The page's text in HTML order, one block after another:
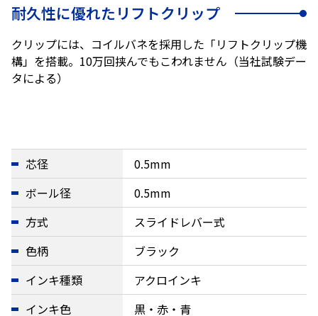
耐久性に優れたリフトクリップ
クリップには、コイルバネを採用した「リフトクリップ機
構」を搭載。10万回挟んでもこわれません（当社試験デー
タによる）
芯径
0.5mm
ボール径
0.5mm
方式
スライドレバー式
色柄
ブラック
インキ種類
アクロインキ
インキ色
黒・赤・青